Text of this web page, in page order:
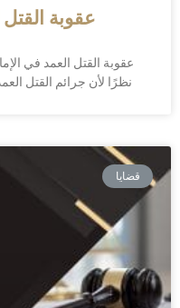
عقوبة
عقوبة القتل العمد في
نظرًا لأن جرائم القتل
قضايا